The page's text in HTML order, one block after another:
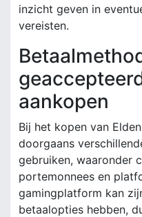
inzicht geven in
vereisten.
aankopen
Bij het kopen van
doorgaans
gebruiken, waaronder
portemonnees en
gamingplatform kan
betaalopties hebben,